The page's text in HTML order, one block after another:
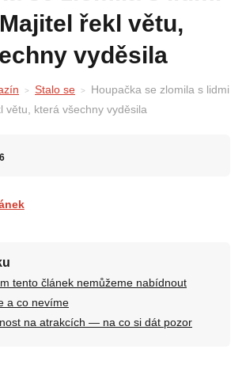
řekl větu,
vyděsila
Stalo se
Houpačka se zlomila s lidmi
větu, která všechny vyděsila
tento článek nemůžeme nabídnout
a co nevíme
na atrakcích — na co si dát pozor